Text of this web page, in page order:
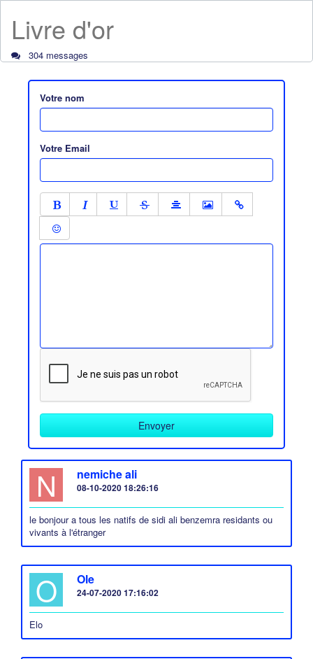
Livre d'or
304 messages
Votre nom
Votre Email
N nemiche ali
08-10-2020 18:26:16
le bonjour a tous les natifs de sidi ali benzemra residants ou
vivants à l'étranger
O Ole
24-07-2020 17:16:02
Elo